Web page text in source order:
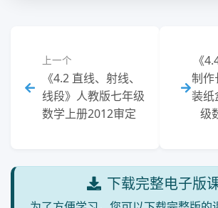
上一个
《4.2 直线、射线、
线段》人教版七年级
数学上册2012审定
《
制作
装纸
级
下载完整电子版